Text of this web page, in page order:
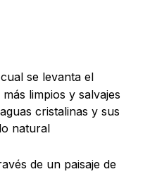
se levanta el
limpios y salvajes
cristalinas y sus
natural
de un paisaje de